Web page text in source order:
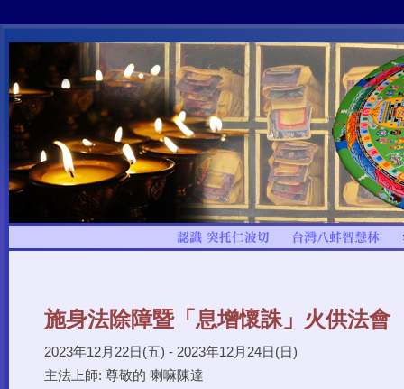
施身法除障暨「息增懷誅」火供法會
2023年12月22日(五) - 2023年12月24日(日)
主法上師: 尊敬的 喇嘛陳達